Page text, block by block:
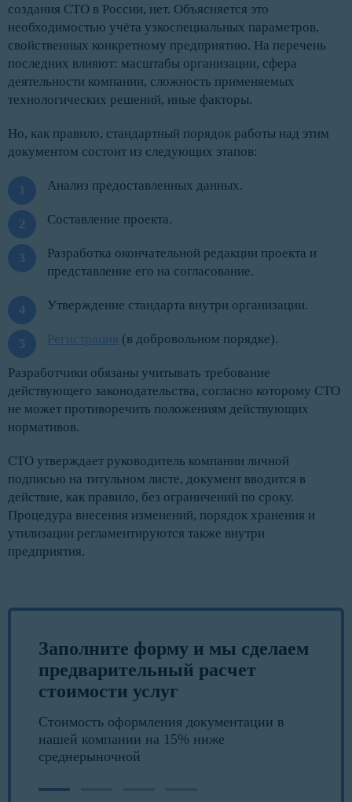
создания СТО в России, нет. Объясняется это
необходимостью учёта узкоспециальных параметров,
свойственных конкретному предприятию. На перечень
последних влияют: масштабы организации, сфера
деятельности компании, сложность применяемых
технологических решений, иные факторы.
Но, как правило, стандартный порядок работы над этим
документом состоит из следующих этапов:
Анализ предоставленных данных.
Составление проекта.
Разработка окончательной редакции проекта и
представление его на согласование.
Утверждение стандарта внутри организации.
Регистрация (в добровольном порядке).
Разработчики обязаны учитывать требование
действующего законодательства, согласно которому СТО
не может противоречить положениям действующих
нормативов.
СТО утверждает руководитель компании личной
подписью на титульном листе, документ вводится в
действие, как правило, без ограничений по сроку.
Процедура внесения изменений, порядок хранения и
утилизации регламентируются также внутри
предприятия.
Заполните форму и мы сделаем
предварительный расчет
стоимости услуг
Стоимость оформления документации в
нашей компании на 15% ниже
среднерыночной